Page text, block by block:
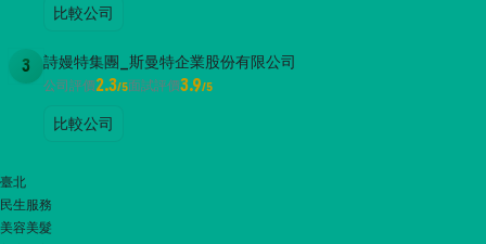
比較公司
3 詩嫚特集團_斯曼特企業股份有限公司
公司評價2.3/5面試評價3.9/5
比較公司
臺北
民生服務
美容美髮